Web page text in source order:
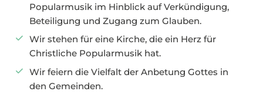
Popularmusik im Hinblick auf Verkündigung,
Beteiligung und Zugang zum Glauben.
Wir stehen für eine Kirche, die ein Herz für
Christliche Popularmusik hat.
Wir feiern die Vielfalt der Anbetung Gottes in
den Gemeinden.